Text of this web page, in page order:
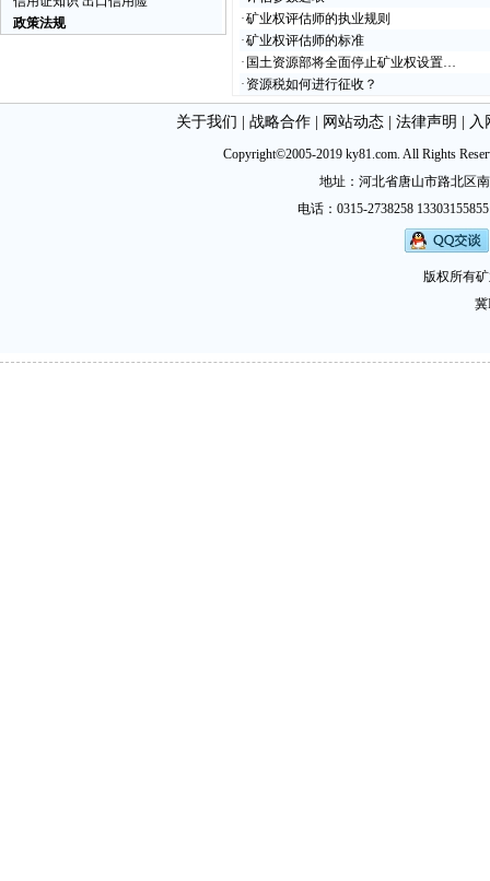
政策法规
·矿业权评估师的执业规则
·矿业权评估师的标准
· 国土资源部将全面停止矿业权设置…
· 资源税如何进行征收？
关于我们 战略合作| 网站动态| 法律声明 入
Copyright©2005-2019 ky81.com. All Rights
地址：河北省唐山市路北区
电话：0315-2738258
版权所有
冀